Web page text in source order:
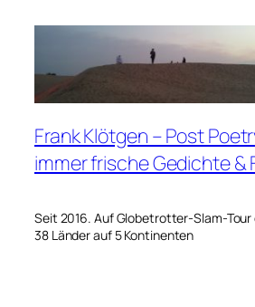
Frank Klötgen – Post
immer frische Gedichte &
Seit 2016. Auf Globetrotter-Slam-Tour
38 Länder auf 5 Kontinenten